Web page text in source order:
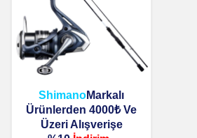
ShimanoMarkalı
Ürünlerden 4000₺ Ve
Üzeri Alışverişe